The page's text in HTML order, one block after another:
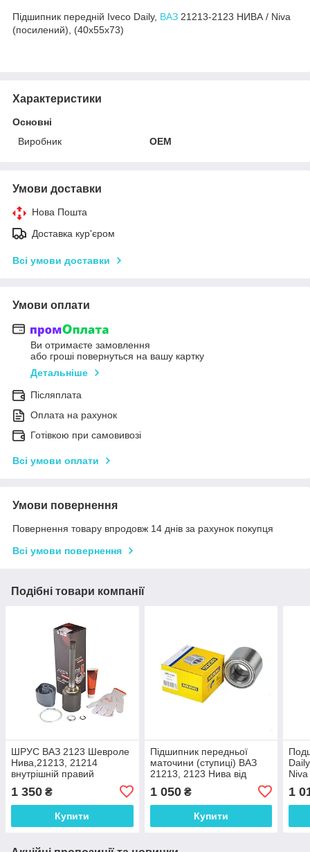
Підшипник передній Iveco Daily, ВАЗ 21213-2123 НИВА / Niva
(посилений), (40x55x73)
Характеристики
Основні
Виробник
OEM
Умови доставки
Нова Пошта
Доставка кур'єром
Всі умови доставки
Умови оплати
Ви отримаєте замовлення
або гроші повернуться на вашу картку
Детальніше
Післяплата
Оплата на рахунок
Готівкою при самовивозі
Всі умови оплати
Умови повернення
Повернення товару впродовж 14 днів за рахунок покупця
Всі умови повернення
Подібні товари компанії
ШРУС ВАЗ 2123 Шевроле
Нива,21213, 21214
внутрішній правий
(довгий) 24 шліци (24x22)
"граната" ASR EXTREME
1 350 ₴
Купити
Підшипник передньої
маточини (ступиці) ВАЗ
21213, 2123 Нива від
(посилений) (40x55x73)
1 050₴
Купити
1